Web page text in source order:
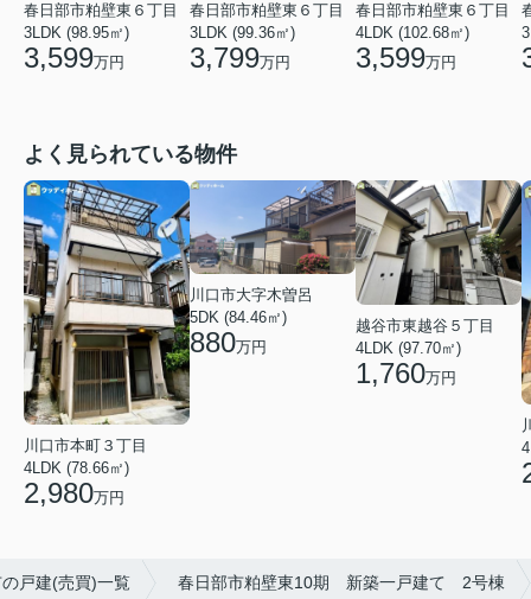
春日部市粕壁東６丁目
3LDK (98.95㎡)
3,599万円
春日部市粕壁東６丁目
3LDK (99.36㎡)
3,799万円
春日部市粕壁東６丁目
4LDK (102.68㎡)
3,599万円
よく見られている物件
川口市本町３丁目
4LDK (78.66㎡)
2,980万円
川口市大字木曽呂
5DK (84.46㎡)
880万円
越谷市東越谷５丁目
4LDK (97.70㎡)
1,760万円
戸建(売買)一覧 春日部市粕壁東10期 新築一戸建て 2号棟